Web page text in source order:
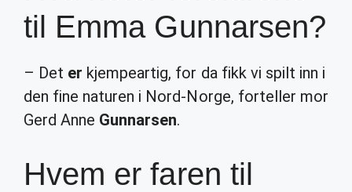
til Emma Gunnarsen?
– Det er kjempeartig, for da fikk vi spilt inn i
den fine naturen i Nord-Norge, forteller mor
Gerd Anne Gunnarsen.
Hvem er faren til